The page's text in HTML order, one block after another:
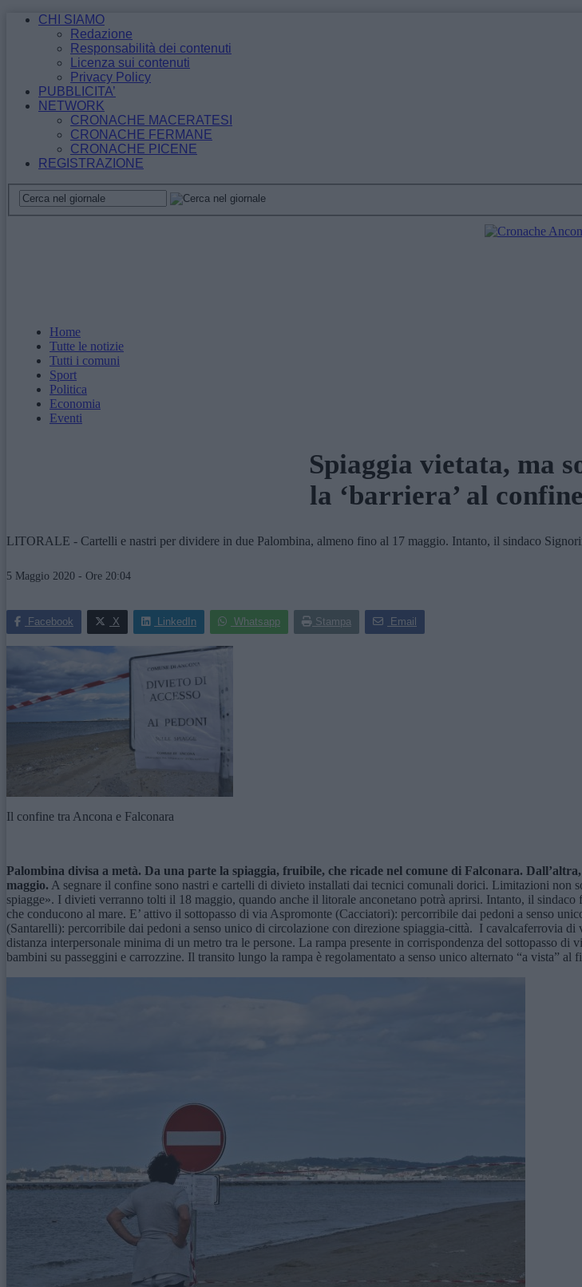
CHI SIAMO
Redazione
Responsabilità dei contenuti
Licenza sui contenuti
Privacy Policy
PUBBLICITA’
NETWORK
CRONACHE MACERATESI
CRONACHE FERMANE
CRONACHE PICENE
REGISTRAZIONE
Home
Tutte le notizie
Tutti i comuni
Sport
Politica
Economia
Eventi
Spiaggia vietata, ma
la ‘barriera’ al
LITORALE - Cartelli e nastri per dividere in due Palombina, almeno fino al 17 maggio. Intanto, il sindaco
5 Maggio 2020 - Ore 20:04
Facebook X LinkedIn Whatsapp Stampa Email
Il confine tra Ancona e Falconara
Palombina divisa a metà. Da una parte la spiaggia, fruibile, che ricade nel comune di Falconara.
maggio. A segnare il confine sono nastri e cartelli di divieto installati dai tecnici comunali dorici. Limitazioni
spiagge». I divieti verranno tolti il 18 maggio, quando anche il litorale anconetano potrà aprirsi. Intanto, il
che conducono al mare. E’ attivo il sottopasso di via Aspromonte (Cacciatori): percorribile dai pedoni a senso
(Santarelli): percorribile dai pedoni a senso unico di circolazione con direzione spiaggia-città. I cavalcaferrovia
distanza interpersonale minima di un metro tra le persone. La rampa presente in corrispondenza del sottopasso
bambini su passeggini e carrozzine. Il transito lungo la rampa è regolamentato a senso unico alternato “a vista”